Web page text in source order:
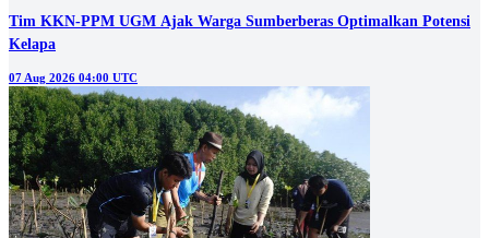
Tim KKN-PPM UGM Ajak Warga Sumberberas Optimalkan Potensi
Kelapa
07 Aug 2026 04:00 UTC